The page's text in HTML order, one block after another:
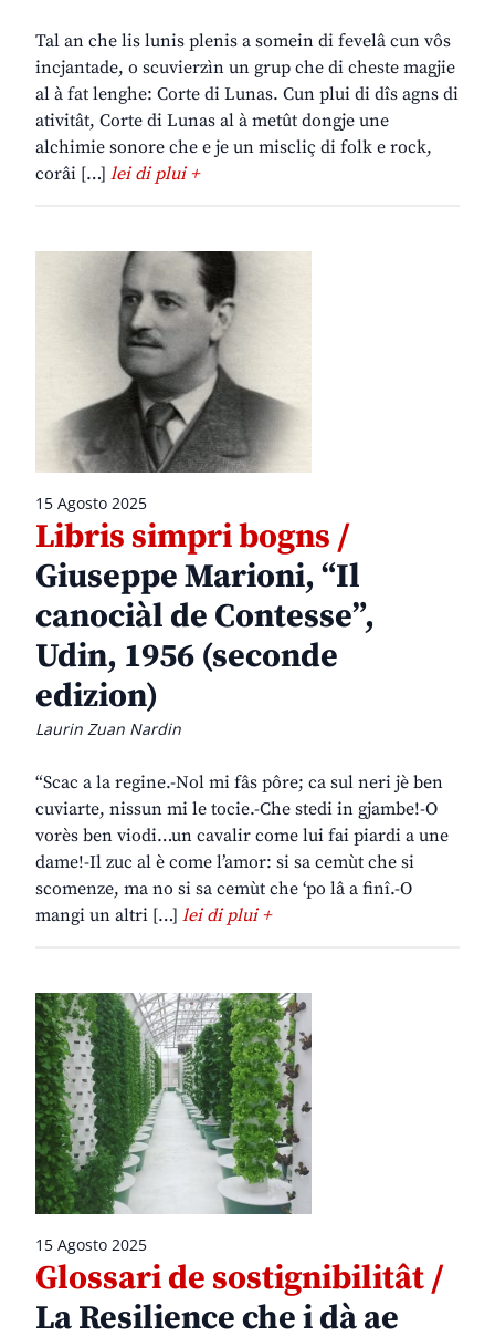
Tal an che lis lunis plenis a somein di fevelâ cun vôs
incjantade, o scuvierzìn un grup che di cheste magjie
al à fat lenghe: Corte di Lunas. Cun plui di dîs agns di
ativitât, Corte di Lunas al à metût dongje une
alchimie sonore che e je un miscliç di folk e rock,
corâi […] lei di plui +
15 Agosto 2025
Libris simpri bogns /
Giuseppe Marioni, “Il
canociàl de Contesse”,
Udin, 1956 (seconde
edizion)
Laurin Zuan Nardin
“Scac a la regine.-Nol mi fâs pôre; ca sul neri jè ben
cuviarte, nissun mi le tocie.-Che stedi in gjambe!-O
vorès ben viodi…un cavalir come lui fai piardi a une
dame!-Il zuc al è come l’amor: si sa cemùt che si
scomenze, ma no si sa cemùt che ‘po lâ a finî.-O
mangi un altri […] lei di plui +
15 Agosto 2025
Glossari de sostignibilitât /
La Resilience che i dà ae